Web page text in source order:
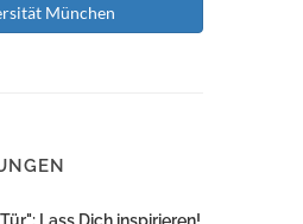
München